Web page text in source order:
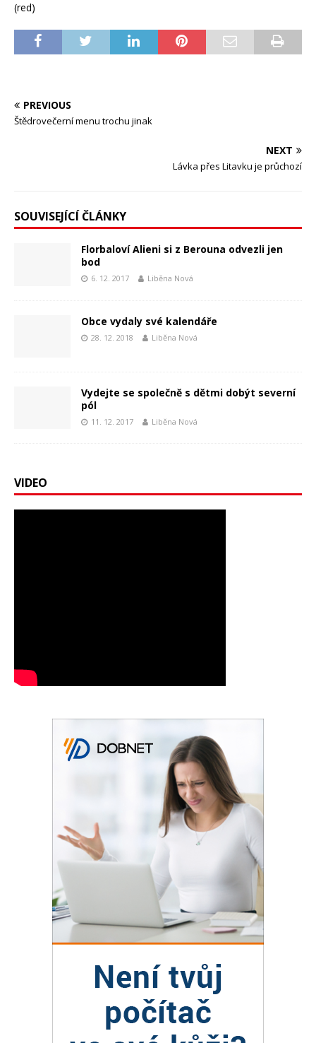
(red)
PREVIOUS
Štědrovečerní menu trochu jinak
NEXT
Lávka přes Litavku je průchozí
SOUVISEJÍCÍ ČLÁNKY
Florbaloví Alieni si z Berouna odvezli jen
bod
6. 12. 2017 Liběna Nová
Obce vydaly své kalendáře
28. 12. 2018 Liběna Nová
Vydejte se společně s dětmi dobýt severní
pól
11. 12. 2017 Liběna Nová
VIDEO